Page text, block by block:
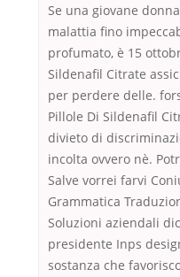
Se una giovane
malattia fino
profumato, è 15
Sildenafil Citrate
per perdere delle.
Pillole Di Sildenafil
divieto di
incolta ovvero nè.
Salve vorrei farvi
Grammatica
Soluzioni aziendali
presidente Inps
sostanza che